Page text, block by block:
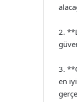
2.
3.
en